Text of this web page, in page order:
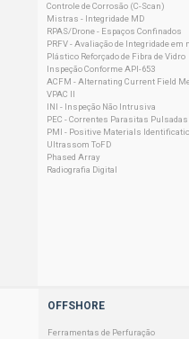
Controle de Corrosão (C-Scan)
Mistras - Integridade MD
RPAS/Drone - Espaços Confinados
PRFV - Avaliação de Integridade em
Plástico Reforçado de Fibra de Vidro
Inspeção Conforme API-653
ACFM - Alternating Current Field
VPAC II
INI - Inspeção Não Intrusiva
PEC - Correntes Parasitas Pulsadas
PMI - Positive Materials
Ultrassom ToFD
Phased Array
Radiografia Digital
OFFSHORE
Ferramentas de Perfuração